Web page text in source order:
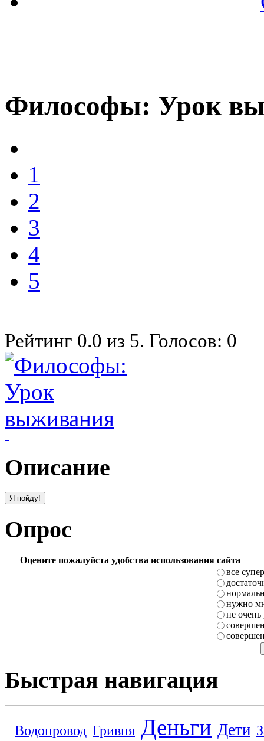
Философы: Урок
1
2
3
4
5
Рейтинг 0.0 из 5. Голосов: 0
Описание
Опрос
Оцените пожалуйста удобства использования сайта
все супер
нужно
не очень
Быстрая навигация
Водопровод Гривня Деньги Дети